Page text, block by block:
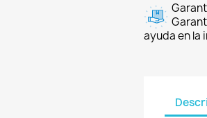
ayuda en la